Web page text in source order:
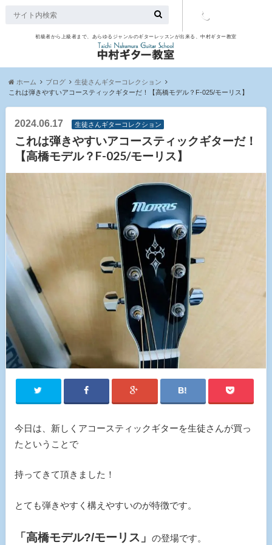
初級者から上級者まで、あらゆるジャンルのギターレッスンが出来る、中村ギター教室
ホーム ブログ
生徒さんギターコレクション
これは弾きやすいアコースティックギターだ！【高橋モデル？F-025/モーリス】
2024.06.17 生徒さんギターコレクション
これは弾きやすいアコースティックギターだ！
【高橋モデル？F-025/モーリス】
今日は、新しくアコースティックギターを生徒さんが買っ
たということで
持ってきて頂きました！
とても弾きやすく構えやすいのが特徴です。
「高橋モデル?/モーリス」 の登場です。